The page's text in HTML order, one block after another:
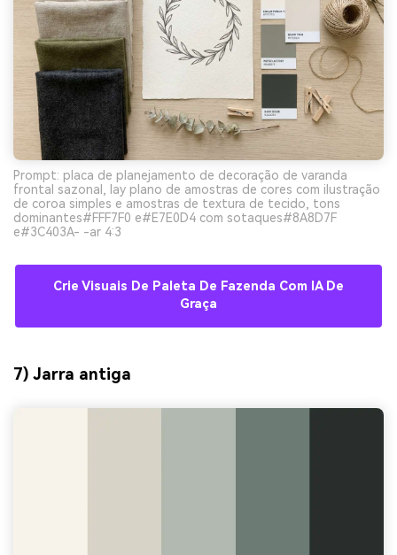
Prompt: placa de planejamento de decoração de varanda
frontal sazonal, lay plano de amostras de cores com ilustração
de coroa simples e amostras de textura de tecido, tons
dominantes#FFF7F0 e#E7E0D4 com sotaques#8A8D7F
e#3C403A- -ar 4:3
Crie Visuais De Paleta De Fazenda Com IA De
Graça
7) Jarra antiga